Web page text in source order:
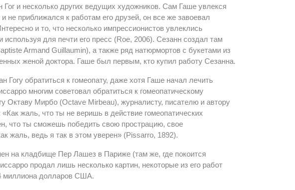
Гог и несколько других ведущих художников. Сам Гаше увлекся
и не приближался к работам его друзей, он все же завоевал
и то, что несколько импрессионистов увлеклись
используя для печти его пресс (Roe, 2006). Сезанн создал там
Armand Guillaumin), а также ряд натюрмортов с букетами из
женой доктора. Гаше был первым, кто купил работу Сезанна.
Гогу обратиться к гомеопату, даже хотя Гаше начал лечить
многим советовал обратиться к гомеопатическому
Октаву Мирбо (Octave Mirbeau), журналисту, писателю и автору
жаль, что ты не веришь в действие гомеопатических
что ты сможешь победить свою прострацию, свое
жаль, ведь я так в этом уверен» (Pissarro, 1892).
на кладбище Пер Лашез в Париже (там же, где покоится
продал лишь несколько картин, некоторые из его работ
миллиона долларов США.